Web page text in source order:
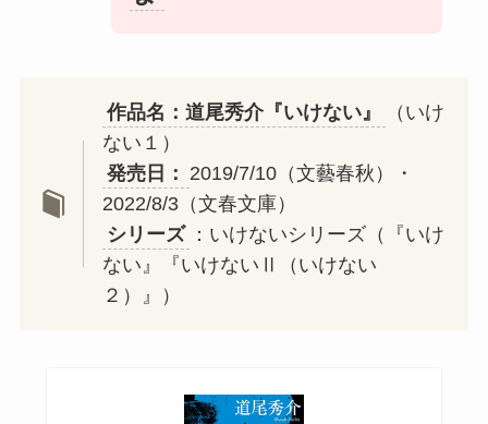
作品名：道尾秀介『いけない』
（いけ
ない１）
発売日 ： 2019/7/10（文藝春秋）・
2022/8/3（文春文庫）
シリーズ ：いけないシリーズ（『いけ
ない』『いけないⅡ（いけない
２）』）